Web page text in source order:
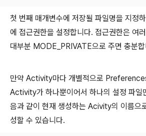
첫 번째 매개변수에 저장될 파일명을 지정
에 접근권한을 설정합니다. 접근권한은 여
대부분 MODE_PRIVATE으로 주면 충분합
만약 Activity마다 개별적으로
Activity가 하나뿐이어서 하나의 설정 파일
음과 같이 현재 생성하는 Acivity의 이름으
성할 수 있습니다.